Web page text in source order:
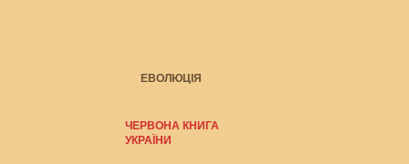
ЕВОЛЮЦІЯ
ЧЕРВОНА КНИГА
УКРАЇНИ